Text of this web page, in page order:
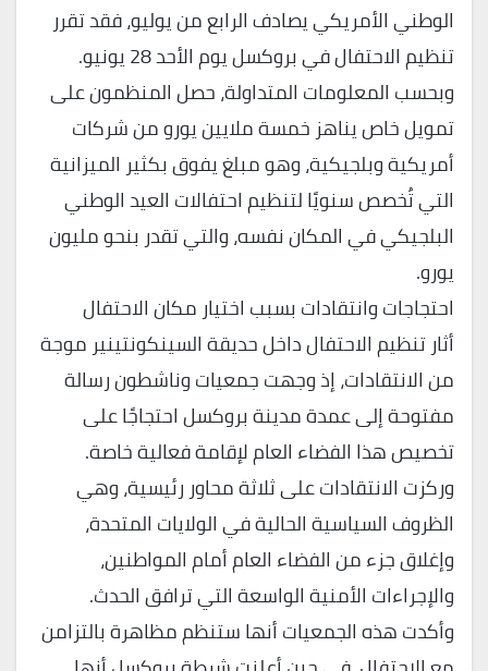
الوطني الأمريكي يصادف الرابع من يوليو، فقد تقرر
تنظيم الاحتفال في بروكسل يوم الأحد 28 يونيو.
وبحسب المعلومات المتداولة، حصل المنظمون على
تمويل خاص يناهز خمسة ملايين يورو من شركات
أمريكية وبلجيكية، وهو مبلغ يفوق بكثير الميزانية
التي تُخصص سنويًا لتنظيم احتفالات العيد الوطني
البلجيكي في المكان نفسه، والتي تقدر بنحو مليون
يورو.
احتجاجات وانتقادات بسبب اختيار مكان الاحتفال
أثار تنظيم الاحتفال داخل حديقة السينكونتينير موجة
من الانتقادات، إذ وجهت جمعيات وناشطون رسالة
مفتوحة إلى عمدة مدينة بروكسل احتجاجًا على
تخصيص هذا الفضاء العام لإقامة فعالية خاصة.
وركزت الانتقادات على ثلاثة محاور رئيسية، وهي
الظروف السياسية الحالية في الولايات المتحدة،
وإغلاق جزء من الفضاء العام أمام المواطنين،
والإجراءات الأمنية الواسعة التي ترافق الحدث.
وأكدت هذه الجمعيات أنها ستنظم مظاهرة بالتزامن